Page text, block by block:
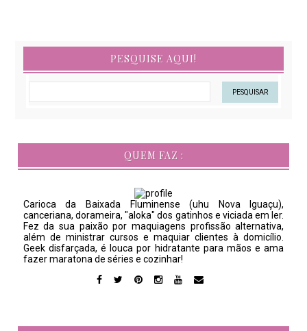
PESQUISE AQUI!
QUEM FAZ :
Carioca da Baixada Fluminense (uhu Nova Iguaçu),
canceriana, dorameira, "aloka" dos gatinhos e viciada em ler.
Fez da sua paixão por maquiagens profissão alternativa,
além de ministrar cursos e maquiar clientes à domicílio.
Geek disfarçada, é louca por hidratante para mãos e ama
fazer maratona de séries e cozinhar!